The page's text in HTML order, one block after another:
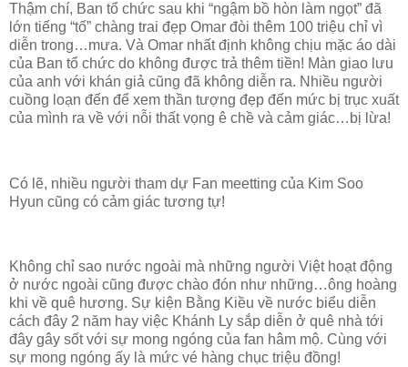
Thậm chí, Ban tổ chức sau khi “ngậm bồ hòn làm ngọt” đã
lớn tiếng “tố” chàng trai đẹp Omar đòi thêm 100 triệu chỉ vì
diễn trong…mưa. Và Omar nhất định không chịu mặc áo dài
của Ban tổ chức do không được trả thêm tiền! Màn giao lưu
của anh với khán giả cũng đã không diễn ra. Nhiều người
cuồng loạn đến để xem thần tượng đẹp đến mức bị trục xuất
của mình ra về với nỗi thất vọng ê chề và cảm giác…bị lừa!
Có lẽ, nhiều người tham dự Fan meetting của Kim Soo
Hyun cũng có cảm giác tương tự!
Không chỉ sao nước ngoài mà những người Việt hoạt động
ở nước ngoài cũng được chào đón như những…ông hoàng
khi về quê hương. Sự kiện Bằng Kiều về nước biểu diễn
cách đây 2 năm hay việc Khánh Ly sắp diễn ở quê nhà tới
đây gây sốt với sự mong ngóng của fan hâm mộ. Cùng với
sự mong ngóng ấy là mức vé hàng chục triệu đồng!